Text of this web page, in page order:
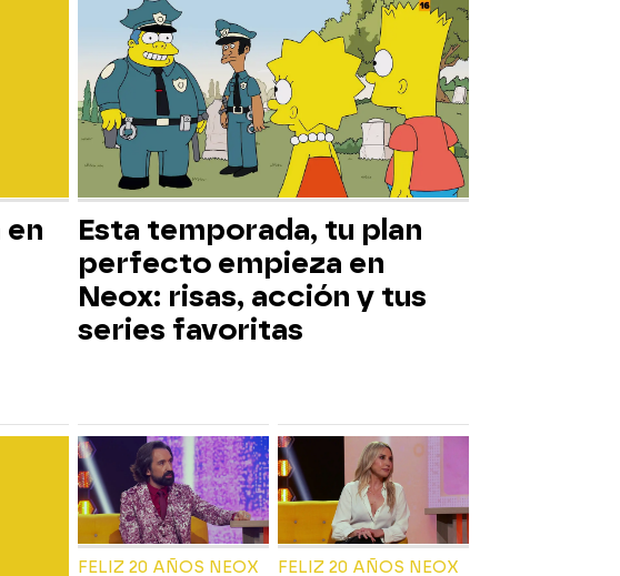
en
Esta temporada, tu plan
perfecto empieza en
Neox: risas, acción y tus
series favoritas
FELIZ 20 AÑOS NEOX FELIZ 20 AÑOS NEOX